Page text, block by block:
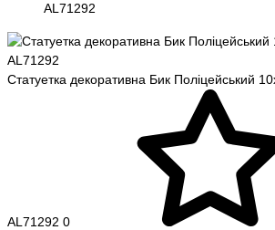
AL71292
Статуетка декоративна Бик Поліцейський
AL71292 0